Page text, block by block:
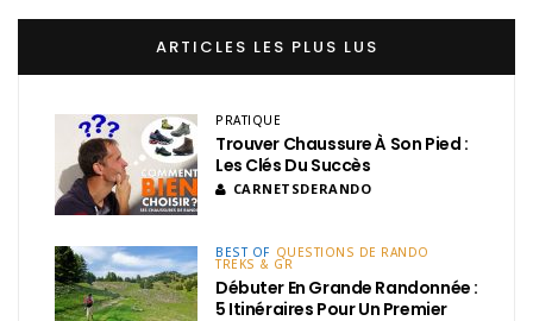
ARTICLES LES PLUS LUS
PRATIQUE
Trouver Chaussure À Son Pied :
Les Clés Du Succès
CARNETSDERANDO
BEST OF QUESTIONS DE RANDO
TREKS & GR
Débuter En Grande Randonnée :
5 Itinéraires Pour Un Premier